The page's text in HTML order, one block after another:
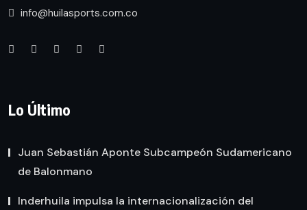
info@huilasports.com.co
Lo Último
Juan Sebastián Aponte Subcampeón Sudamericano
de Balonmano
Inderhuila impulsa la internacionalización del